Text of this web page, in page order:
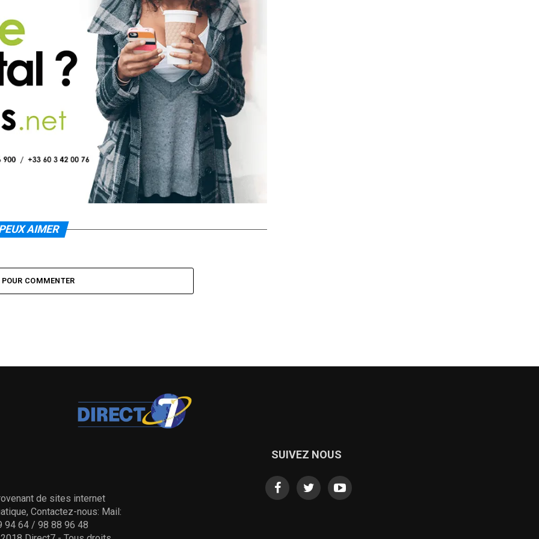
AIMER
COMMENTER
de sites internet
Contactez-nous: Mail:
94 64 / 98 88 96 48
SUIVEZ NOUS